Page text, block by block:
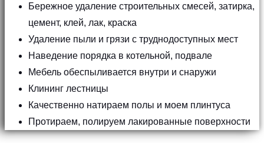
Бережное удаление строительных смесей, затирка,
цемент, клей, лак, краска
Удаление пыли и грязи с труднодоступных мест
Наведение порядка в котельной, подвале
Мебель обеспыливается внутри и снаружи
Клининг лестницы
Качественно натираем полы и моем плинтуса
Протираем, полируем лакированные поверхности